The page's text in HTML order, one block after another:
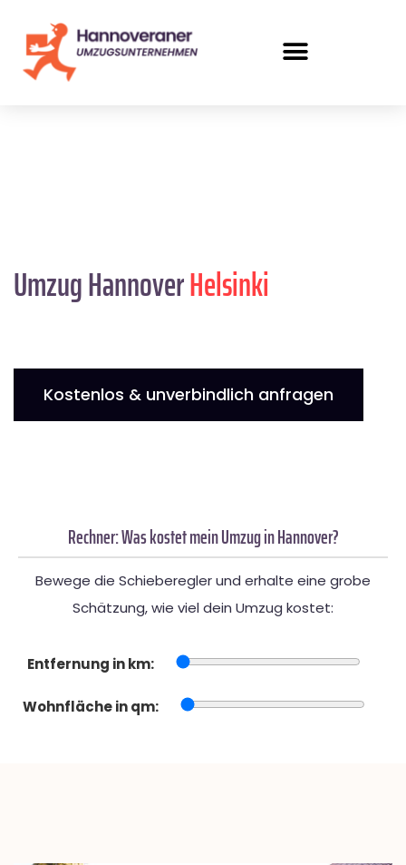
Umzug HannoverHelsinki
Kostenlos & unverbindlich anfragen
Rechner: Was kostet mein Umzug in Hannover?
Bewege die Schieberegler und erhalte eine grobe
Schätzung, wie viel dein Umzug kostet:
Entfernung in km:
Wohnfläche in qm: